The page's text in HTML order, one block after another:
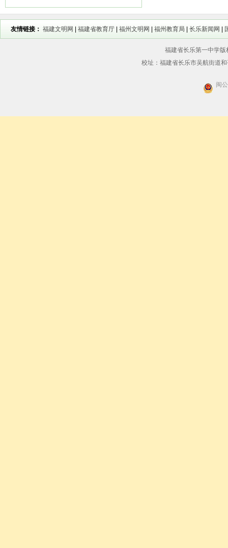
友情链接： 福建文明网 福建省教育厅 福州文明网 福州教育局 长乐新闻网
福建省长乐第一中学
校址：福建省长乐市吴航街道
闽